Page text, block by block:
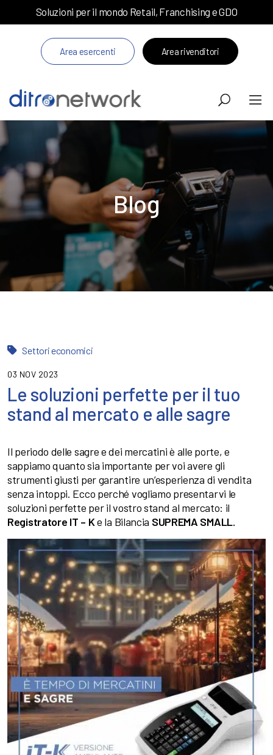
Soluzioni per il mondo Retail, Franchising e GDO
Area esercenti Area rivenditori
Blog
03 NOV 2023
Settori economici
Le soluzioni perfette per il tuo
stand al mercato e alle sagre
Il periodo delle sagre e dei mercatini è alle porte, e
sappiamo quanto sia importante per voi avere gli
strumenti giusti per garantire un’esperienza di vendita
senza intoppi. Ecco perché vogliamo presentarvi le
soluzioni perfette per il vostro stand al mercato: il
Registratore IT – Ke la Bilancia SUPREMA SMALL.